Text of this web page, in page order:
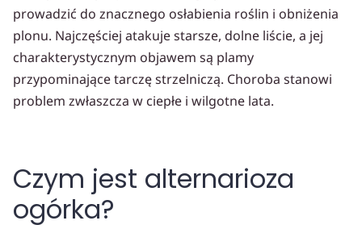
prowadzić do znacznego osłabienia roślin i obniżenia
plonu. Najczęściej atakuje starsze, dolne liście, a jej
charakterystycznym objawem są plamy
przypominające tarczę strzelniczą. Choroba stanowi
problem zwłaszcza w ciepłe i wilgotne lata.
Czym jest alternarioza
ogórka?